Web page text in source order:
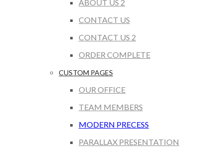
ABOUT US 2
CONTACT US
CONTACT US 2
ORDER COMPLETE
CUSTOM PAGES
OUR OFFICE
TEAM MEMBERS
MODERN PRECESS
PARALLAX PRESENTATION